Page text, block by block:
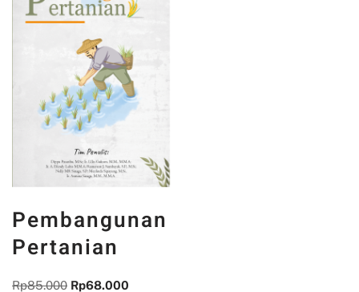
Pembangunan
Pertanian
Rp85.000 Rp68.000